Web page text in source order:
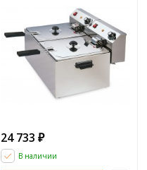
24 733 ₽
В наличии